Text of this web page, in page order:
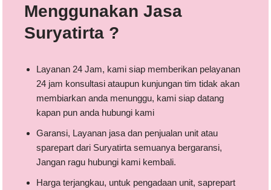
Menggunakan Jasa
Suryatirta ?
Layanan 24 Jam, kami siap memberikan pelayanan
24 jam konsultasi ataupun kunjungan tim tidak akan
membiarkan anda menunggu, kami siap datang
kapan pun anda hubungi kami
Garansi, Layanan jasa dan penjualan unit atau
sparepart dari Suryatirta semuanya bergaransi,
Jangan ragu hubungi kami kembali.
Harga terjangkau, untuk pengadaan unit, saprepart